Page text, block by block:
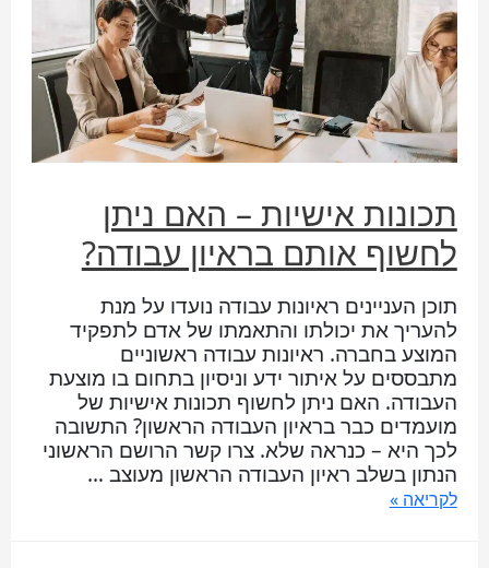
תכונות אישיות – האם ניתן
לחשוף אותם בראיון עבודה?
תוכן העניינים ראיונות עבודה נועדו על מנת
להעריך את יכולתו והתאמתו של אדם לתפקיד
המוצע בחברה. ראיונות עבודה ראשוניים
מתבססים על איתור ידע וניסיון בתחום בו מוצעת
העבודה. האם ניתן לחשוף תכונות אישיות של
מועמדים כבר בראיון העבודה הראשון? התשובה
לכך היא – כנראה שלא. צרו קשר הרושם הראשוני
הנתון בשלב ראיון העבודה הראשון מעוצב …
לקריאה »